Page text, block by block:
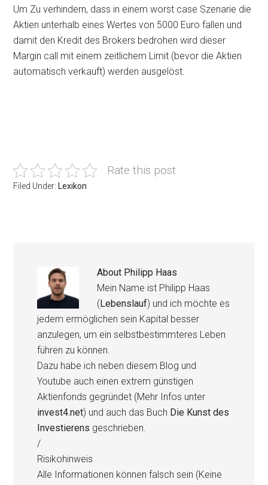
Um Zu verhindern, dass in einem worst case Szenarie die
Aktien unterhalb eines Wertes von 5000 Euro fallen und
damit den Kredit des Brokers bedrohen wird dieser
Margin call mit einem zeitlichem Limit (bevor die Aktien
automatisch verkauft) werden ausgelöst.
Rate this post
Filed Under: Lexikon
About Philipp Haas
Mein Name ist Philipp Haas
(Lebenslauf) und ich möchte es
jedem ermöglichen sein Kapital besser
anzulegen, um ein selbstbestimmteres Leben
führen zu können.
Dazu habe ich neben diesem Blog und
Youtube auch einen extrem günstigen
Aktienfonds gegründet (Mehr Infos unter
invest4.net) und auch das Buch Die Kunst des
Investierens geschrieben.
/
Risikohinweis
Alle Informationen können falsch sein (Keine